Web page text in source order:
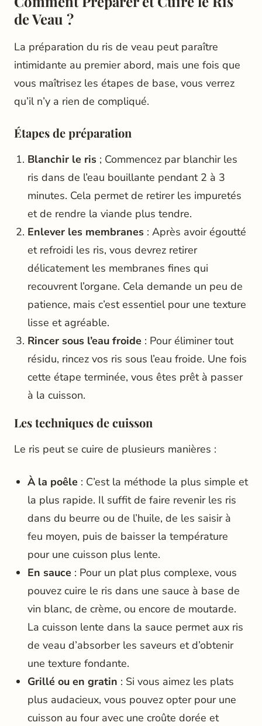
de Veau ?
La préparation du ris de veau peut paraître
intimidante au premier abord, mais une fois que
vous maîtrisez les étapes de base, vous verrez
qu’il n’y a rien de compliqué.
Étapes de préparation
Blanchir le ris ; Commencez par blanchir les
ris dans de l’eau bouillante pendant 2 à 3
minutes. Cela permet de retirer les impuretés
et de rendre la viande plus tendre.
Enlever les membranes: Après avoir égoutté
et refroidi les ris, vous devrez retirer
délicatement les membranes fines qui
recouvrent l’organe. Cela demande un peu de
patience, mais c’est essentiel pour une texture
lisse et agréable.
Rincer sous l’eau froide: Pour éliminer tout
résidu, rincez vos ris sous l’eau froide. Une fois
cette étape terminée, vous êtes prêt à passer
à la cuisson.
Les techniques de cuisson
Le ris peut se cuire de plusieurs manières :
À la poêle: C’est la méthode la plus simple et
la plus rapide. Il suffit de faire revenir les ris
dans du beurre ou de l’huile, de les saisir à
feu moyen, puis de baisser la température
pour une cuisson plus lente.
En sauce: Pour un plat plus complexe, vous
pouvez cuire le ris dans une sauce à base de
vin blanc, de crème, ou encore de moutarde.
La cuisson lente dans la sauce permet aux ris
de veau d’absorber les saveurs et d’obtenir
une texture fondante.
Grillé ou en gratin : Si vous aimez les plats
plus audacieux, vous pouvez opter pour une
cuisson au four avec une croûte dorée et